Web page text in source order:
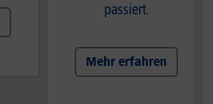
passiert.
Mehr erfahren